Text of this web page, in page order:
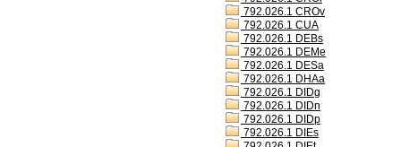
792.026.1 CROv
792.026.1 CUA
792.026.1 DEBs
792.026.1 DEMe
792.026.1 DESa
792.026.1 DHAa
792.026.1 DIDg
792.026.1 DIDn
792.026.1 DIDp
792.026.1 DIEs